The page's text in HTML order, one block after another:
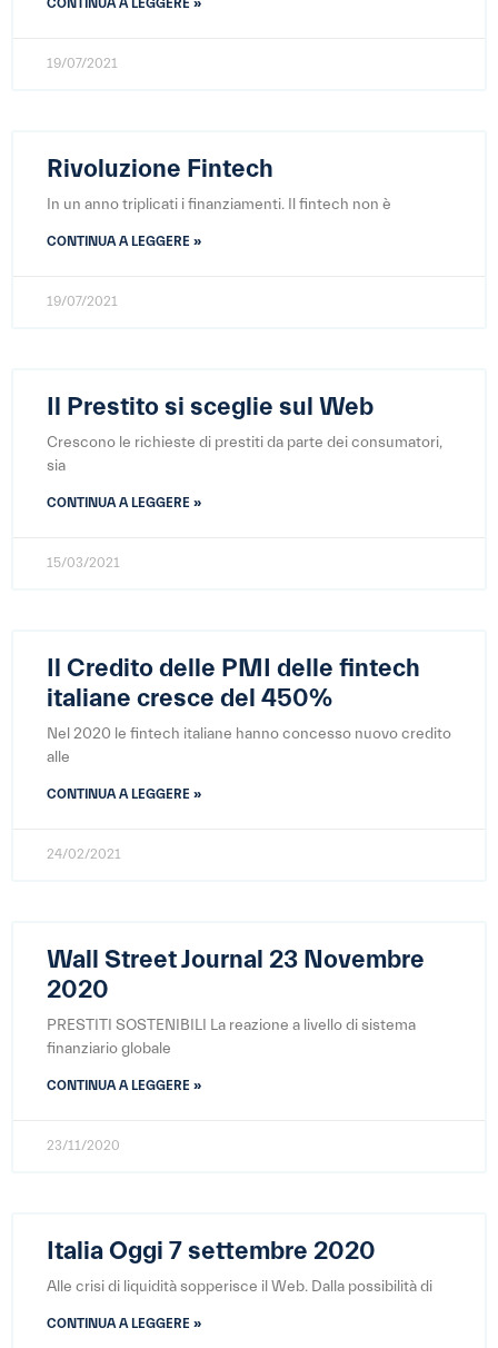
CONTINUA A LEGGERE »
19/07/2021
Rivoluzione Fintech
In un anno triplicati i finanziamenti. Il fintech non è
CONTINUA A LEGGERE »
19/07/2021
Il Prestito si sceglie sul Web
Crescono le richieste di prestiti da parte dei consumatori,
sia
CONTINUA A LEGGERE »
15/03/2021
Il Credito delle PMI delle fintech
italiane cresce del 450%
Nel 2020 le fintech italiane hanno concesso nuovo credito
alle
CONTINUA A LEGGERE »
24/02/2021
Wall Street Journal 23 Novembre
2020
PRESTITI SOSTENIBILI La reazione a livello di sistema
finanziario globale
CONTINUA A LEGGERE »
23/11/2020
Italia Oggi 7 settembre 2020
Alle crisi di liquidità sopperisce il Web. Dalla possibilità di
CONTINUA A LEGGERE »